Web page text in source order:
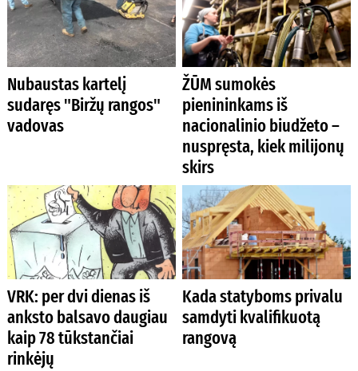
Nubaustas kartelį
sudaręs "Biržų rangos"
vadovas
ŽŪM sumokės
pienininkams iš
nacionalinio biudžeto –
nuspręsta, kiek milijonų
skirs
VRK: per dvi dienas iš
anksto balsavo daugiau
kaip 78 tūkstančiai
rinkėjų
Kada statyboms privalu
samdyti kvalifikuotą
rangovą